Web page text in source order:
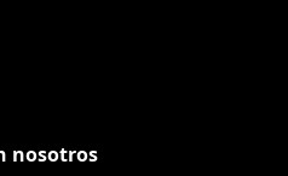
nosotros